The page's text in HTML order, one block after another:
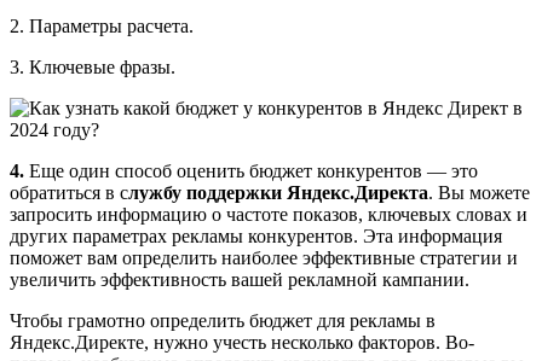
2. Параметры расчета.
3. Ключевые фразы.
4. Еще один способ оценить бюджет конкурентов — это
обратиться в службу поддержки Яндекс.Директа. Вы можете
запросить информацию о частоте показов, ключевых словах и
других параметрах рекламы конкурентов. Эта информация
поможет вам определить наиболее эффективные стратегии и
увеличить эффективность вашей рекламной кампании.
Чтобы грамотно определить бюджет для рекламы в
Яндекс.Директе, нужно учесть несколько факторов. Во-